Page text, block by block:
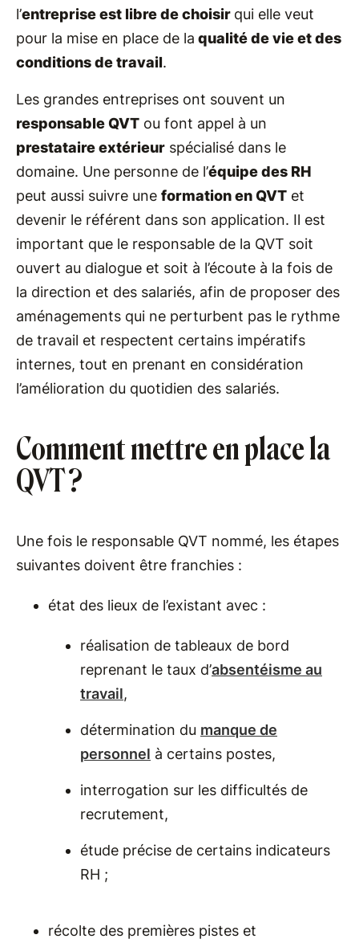
l’entreprise est libre de choisir qui elle veut
pour la mise en place de la qualité de vie et des
conditions de travail.
Les grandes entreprises ont souvent un
responsable QVT ou font appel à un
prestataire extérieur spécialisé dans le
domaine. Une personne de l’équipe des RH
peut aussi suivre une formation en QVT et
devenir le référent dans son application. Il est
important que le responsable de la QVT soit
ouvert au dialogue et soit à l’écoute à la fois de
la direction et des salariés, afin de proposer des
aménagements qui ne perturbent pas le rythme
de travail et respectent certains impératifs
internes, tout en prenant en considération
l’amélioration du quotidien des salariés.
Comment mettre en place la
QVT ?
Une fois le responsable QVT nommé, les étapes
suivantes doivent être franchies :
état des lieux de l’existant avec :
réalisation de tableaux de bord
reprenant le taux d’absentéisme au
travail,
détermination du manque de
personnel à certains postes,
interrogation sur les difficultés de
recrutement,
étude précise de certains indicateurs
RH ;
récolte des premières pistes et